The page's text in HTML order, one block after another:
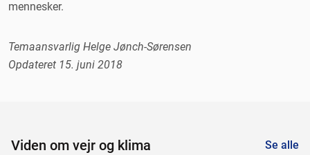
mennesker.
Temaansvarlig Helge Jønch-Sørensen
Opdateret 15. juni 2018
Viden om vejr og klima Se alle